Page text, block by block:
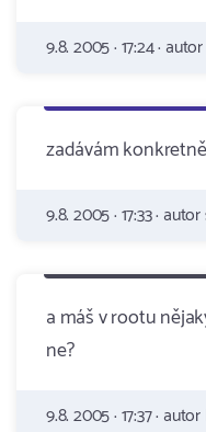
9.8. 2005 · 17:24 · autor
zadávám
9.8. 2005 · 17:33 · autor
a máš v rootu
ne?
9.8. 2005 · 17:37 · autor